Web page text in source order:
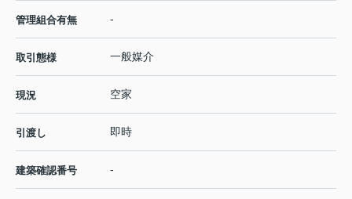
管理組合有無 -
取引態様 一般媒介
現況 空家
引渡し 即時
建築確認番号 -